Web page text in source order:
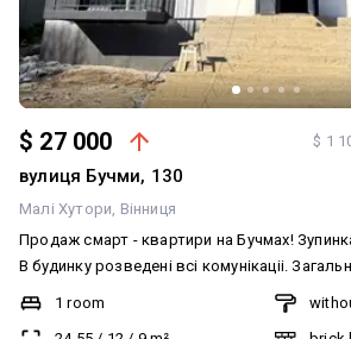
$ 27 000 $ 1
вулиця Бучми, 130
Малі Хутори Вінниця
Продаж смарт - квартири на Бучмах!
В будинку розведені всі комунікаціі.
24.5 кв.м. Житлова площа: 10 кв.м. Площа
Санвузол суміжний. Броньовані вхідні двері. З великим
1 room